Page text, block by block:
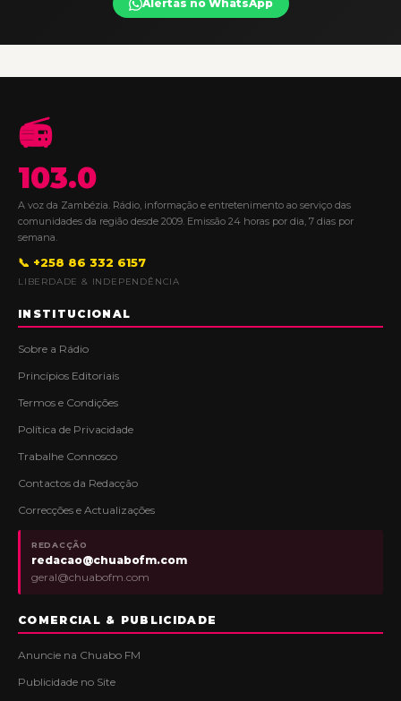
Alertas no WhatsApp
📻
103.0
A voz da Zambézia. Rádio, informação e entretenimento ao serviço das
comunidades da região desde 2009. Emissão 24 horas por dia, 7 dias por
semana.
📞 +258 86 332 6157
LIBERDADE & INDEPENDÊNCIA
INSTITUCIONAL
Sobre a Rádio
Princípios Editoriais
Termos e Condições
Política de Privacidade
Trabalhe Connosco
Contactos da Redacção
Correcções e Actualizações
REDACÇÃO
redacao@chuabofm.com
geral@chuabofm.com
COMERCIAL & PUBLICIDADE
Anuncie na Chuabo FM
Publicidade no Site